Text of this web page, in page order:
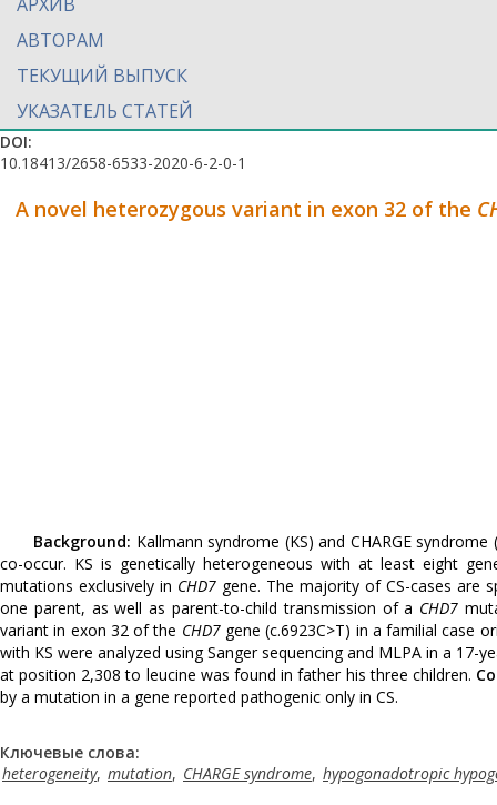
АВТОРАМ
ТЕКУЩИЙ ВЫПУСК
УКАЗАТЕЛЬ СТАТЕЙ
DOI:
10.18413/2658-6533-2020-6-2-0-1
A novel heterozygous variant in exon 32 of the
Background: Kallmann syndrome (KS) and CHARGE
co-occur. KS is genetically heterogeneous with at least eight
mutations exclusively in CHD7 gene. The majority of CS-cases are
one parent, as well as parent-to-child transmission of a CHD7
variant in exon 32 of the CHD7gene (c.6923C>T) in a familial case
with KS were analyzed using Sanger sequencing and MLPA in a 17-
at position 2,308 to leucine was found in father his three children.
by a mutation in a gene reported pathogenic only in CS.
Ключевые слова:
heterogeneity, mutation, CHARGE syndrome, hypogonadotropic